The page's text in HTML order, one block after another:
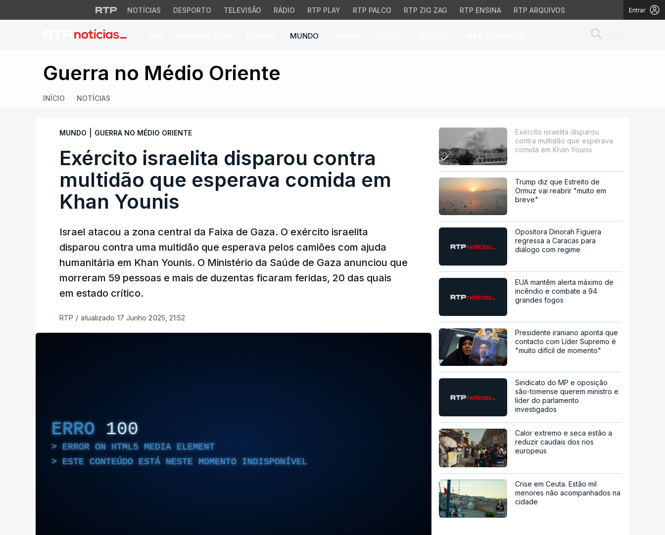
NOTÍCIAS DESPORTO TELEVISÃO RÁDIO RTP PLAY RTP PALCO RTP ZIG ZAG RTP ENSINA RTP ARQUIVOS Entrar
MUNDO
Exército israelita disparou contra multidão que esperava comida
Guerra no Médio Oriente
INÍCIO NOTÍCIAS
MUNDO GUERRA NO MÉDIO ORIENTE
Exército israelita disparou contra
multidão que esperava comida em
Khan Younis
Israel atacou a zona central da Faixa de Gaza. O exército israelita
disparou contra uma multidão que esperava pelos camiões com ajuda
humanitária em Khan Younis. O Ministério da Saúde de Gaza anunciou que
morreram 59 pessoas e mais de duzentas ficaram feridas, 20 das quais
em estado crítico.
RTP / atualizado 17 Junho 2025, 21:52
ERRO 100
ERROR ON HTML5 MEDIA ELEMENT
ESTE CONTEÚDO ESTÁ NESTE MOMENTO INDISPONÍVEL
Exército israelita disparou
contra multidão que esperava
comida em Khan Younis
Trump diz que Estreito de
Ormuz vai reabrir "muito em
breve"
Opositora Dinorah Figuera
regressa a Caracas para
diálogo com regime
EUA mantêm alerta máximo de
incêndio e combate a 94
grandes fogos
Presidente iraniano aponta que
contacto com Líder Supremo é
"muito difícil de momento"
Sindicato do MP e oposição
são-tomense querem ministro e
líder do parlamento
investigados
Calor extremo e seca estão a
reduzir caudais dos rios
europeus
Crise em Ceuta. Estão mil
menores não acompanhados na
cidade